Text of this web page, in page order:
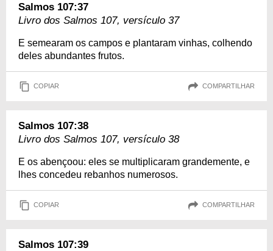
Salmos 107:37
Livro dos Salmos 107, versículo 37
E semearam os campos e plantaram vinhas, colhendo
deles abundantes frutos.
COPIAR COMPARTILHAR
Salmos 107:38
Livro dos Salmos 107, versículo 38
E os abençoou: eles se multiplicaram grandemente, e
lhes concedeu rebanhos numerosos.
COPIAR COMPARTILHAR
Salmos 107:39